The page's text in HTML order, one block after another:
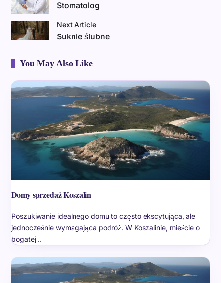
Stomatolog
Next Article
Suknie ślubne
You May Also Like
Domy sprzedaż Koszalin
Poszukiwanie idealnego domu to często ekscytująca, ale
jednocześnie wymagająca podróż. W Koszalinie, mieście o
bogatej…